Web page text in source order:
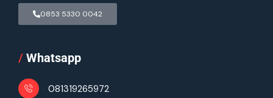
0853 5330 0042
/ Whatsapp
081319265972